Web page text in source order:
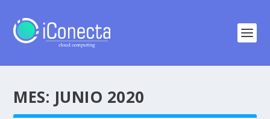
MES: JUNIO 2020